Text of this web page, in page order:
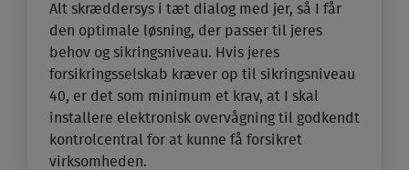
Alt skræddersys i tæt dialog med jer, så I får
den optimale løsning, der passer til jeres
behov og sikringsniveau. Hvis jeres
forsikringsselskab kræver op til sikringsniveau
40, er det som minimum et krav, at I skal
installere elektronisk overvågning til godkendt
kontrolcentral for at kunne få forsikret
virksomheden.